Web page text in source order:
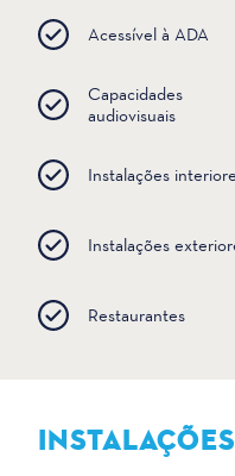
Acessível à ADA
Capacidades
audiovisuais
Instalações
Instalações
Restaurantes